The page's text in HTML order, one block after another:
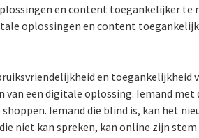
en content toegankelijker te
oplossingen en content
en toegankelijkheid
van een digitale oplossing. Iemand
Iemand die blind is, kan het
niet kan spreken, kan online zijn